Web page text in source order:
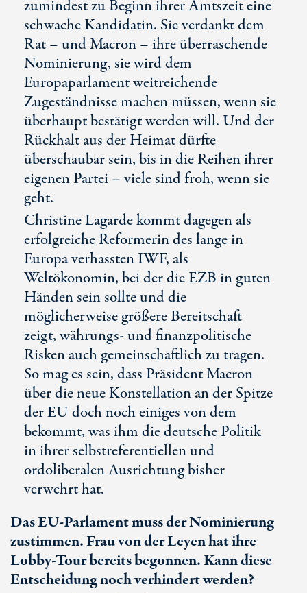
zumindest zu Beginn ihrer Amtszeit eine
schwache Kandidatin. Sie verdankt dem
Rat – und Macron – ihre überraschende
Nominierung, sie wird dem
Europaparlament weitreichende
Zugeständnisse machen müssen, wenn sie
überhaupt bestätigt werden will. Und der
Rückhalt aus der Heimat dürfte
überschaubar sein, bis in die Reihen ihrer
eigenen Partei – viele sind froh, wenn sie
geht.
Christine Lagarde kommt dagegen als
erfolgreiche Reformerin des lange in
Europa verhassten IWF, als
Weltökonomin, bei der die EZB in guten
Händen sein sollte und die
möglicherweise größere Bereitschaft
zeigt, währungs- und finanzpolitische
Risken auch gemeinschaftlich zu tragen.
So mag es sein, dass Präsident Macron
über die neue Konstellation an der Spitze
der EU doch noch einiges von dem
bekommt, was ihm die deutsche Politik
in ihrer selbstreferentiellen und
ordoliberalen Ausrichtung bisher
verwehrt hat.
Das EU-Parlament muss der Nominierung
zustimmen. Frau von der Leyen hat ihre
Lobby-Tour bereits begonnen. Kann diese
Entscheidung noch verhindert werden?